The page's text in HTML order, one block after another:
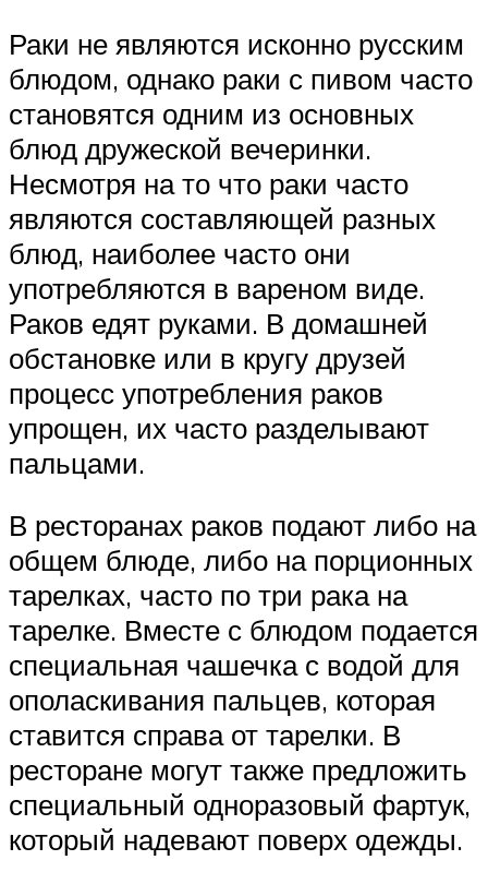
Раки не являются исконно русским
блюдом, однако раки с пивом часто
становятся одним из основных
блюд дружеской вечеринки.
Несмотря на то что раки часто
являются составляющей разных
блюд, наиболее часто они
употребляются в вареном виде.
Раков едят руками. В домашней
обстановке или в кругу друзей
процесс употребления раков
упрощен, их часто разделывают
пальцами.
В ресторанах раков подают либо на
общем блюде, либо на порционных
тарелках, часто по три рака на
тарелке. Вместе с блюдом подается
специальная чашечка с водой для
ополаскивания пальцев, которая
ставится справа от тарелки. В
ресторане могут также предложить
специальный одноразовый фартук,
который надевают поверх одежды.